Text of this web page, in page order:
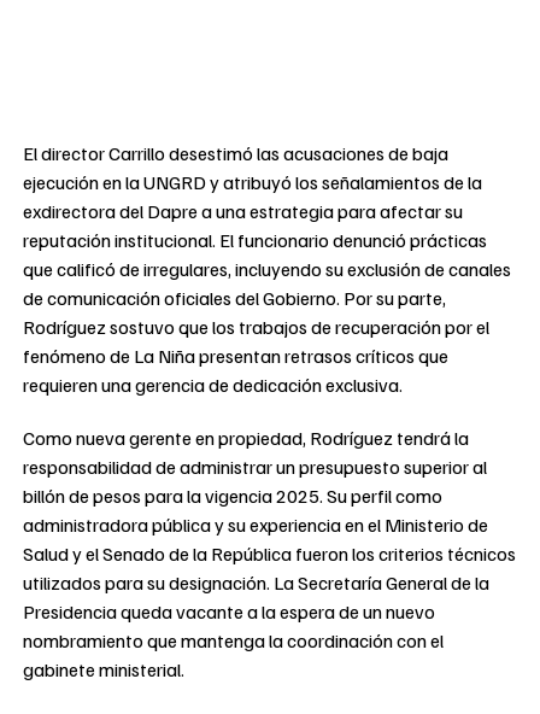
El director Carrillo desestimó las acusaciones de baja
ejecución en la UNGRD y atribuyó los señalamientos de la
exdirectora del Dapre a una estrategia para afectar su
reputación institucional. El funcionario denunció prácticas
que calificó de irregulares, incluyendo su exclusión de canales
de comunicación oficiales del Gobierno. Por su parte,
Rodríguez sostuvo que los trabajos de recuperación por el
fenómeno de La Niña presentan retrasos críticos que
requieren una gerencia de dedicación exclusiva.
Como nueva gerente en propiedad, Rodríguez tendrá la
responsabilidad de administrar un presupuesto superior al
billón de pesos para la vigencia 2025. Su perfil como
administradora pública y su experiencia en el Ministerio de
Salud y el Senado de la República fueron los criterios técnicos
utilizados para su designación. La Secretaría General de la
Presidencia queda vacante a la espera de un nuevo
nombramiento que mantenga la coordinación con el
gabinete ministerial.